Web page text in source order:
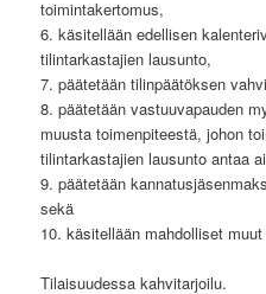
toimintakertomus,
6. käsitellään edellisen
tilintarkastajien lausunto,
7. päätetään tilinpäätöksen
8. päätetään vastuuvapauden
muusta toimenpiteestä, johon
tilintarkastajien lausunto antaa
9. päätetään
sekä
10. käsitellään mahdolliset
Tilaisuudessa kahvitarjoilu.